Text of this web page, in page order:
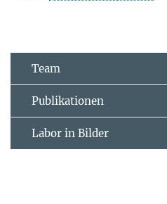
Team
Publikationen
Labor in Bilder